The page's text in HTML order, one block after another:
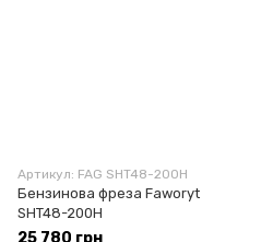
Артикул: FAG SHT48-200H
Бензинова фреза Faworyt
SHT48-200H
25 780 грн